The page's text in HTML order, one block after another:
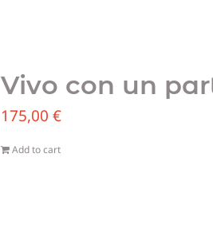
Vivo con un
175,00€
Add to cart